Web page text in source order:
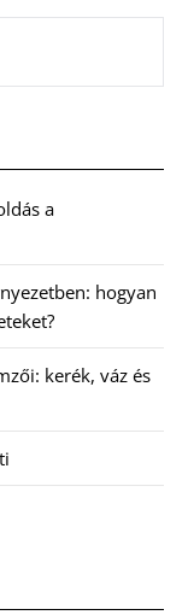
a
hogyan
kerék, váz és